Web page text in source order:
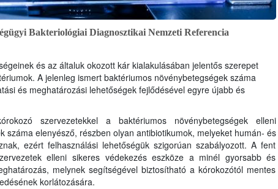
Bakteriológiai Diagnosztikai Nemzeti Referencia
és az általuk okozott kár kialakulásában jelentős szerepet
A jelenleg ismert baktériumos növénybetegségek száma
és meghatározási lehetőségek fejlődésével egyre újabb és
szervezetekkel a baktériumos növénybetegségek elleni
száma elenyésző, részben olyan antibiotikumok, melyeket humán- és
ezért felhasználási lehetőségük szigorúan szabályozott. A fent
elleni sikeres védekezés eszköze a minél gyorsabb és
melynek segítségével biztosítható a kórokozótól mentes
korlátozására.